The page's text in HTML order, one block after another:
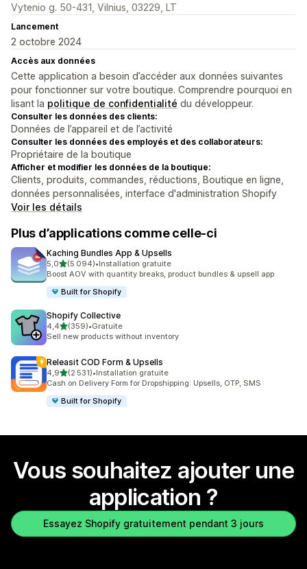
Vytenio g. 50-431, Vilnius, 03229, LT
Lancement
2 octobre 2024
Accès aux données
Cette application a besoin d’accéder aux données suivantes
pour fonctionner sur votre boutique. Comprendre pourquoi en
lisant la politique de confidentialité du développeur.
Consulter les données des clients:
Données de l’appareil et de l’activité
Consulter les données des employés et des collaborateurs:
Propriétaire de la boutique
Afficher et modifier les données de la boutique:
Clients, produits, commandes, réductions, Boutique en ligne,
données personnalisées, interface d'administration Shopify
Voir les détails
Plus d’applications comme celle-ci
Kaching Bundles App & Upsells
5,0étoile(s) sur 5
(5 094)
5094 avis au total
•Installation gratuite
Boost AOV with quantity breaks, product bundles & upsell app
Built for Shopify
Shopify Collective
4,4étoile(s) sur 5
(359)
359 avis au total
•Gratuite
Sell new products without inventory
Releasit COD Form & Upsells
4,9étoile(s) sur 5
(2 531)
2531 avis au total
•Installation gratuite
Cash on Delivery Form for Dropshipping: Upsells, OTP, SMS
Built for Shopify
Vous souhaitez ajouter une
application ?
Essayez Shopify gratuitement pendant 3 jours